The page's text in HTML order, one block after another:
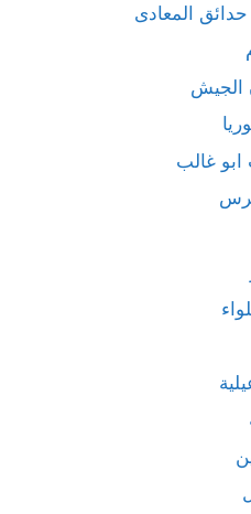
المعادى
الجيش
غالب